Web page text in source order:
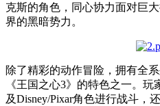
克斯的角色，同心协力面对巨
界的黑暗势力。
除了精彩的动作冒险，拥有全
《王国之心3》的特色之一。玩
及Disney/Pixar角色进行战斗，